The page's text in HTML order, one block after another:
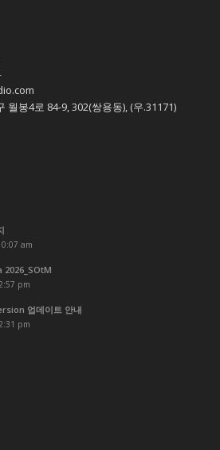
월봉4로 84-9, 302(쌍용동), (우.31171)
am
2026_SOtM
pm
업데이트 안내
pm